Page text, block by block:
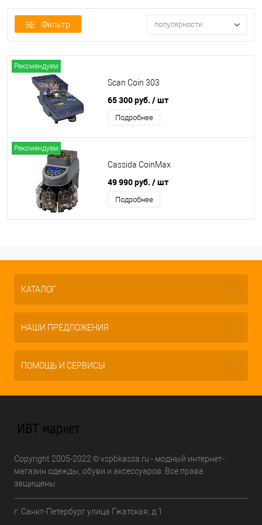
Фильтр популярности
Рекомендуем
Scan Coin 303
65 300 руб. / шт
Подробнее
Рекомендуем
Cassida CoinMax
49 990 руб. / шт
Подробнее
КАТАЛОГ
НАШИ ПРЕДЛОЖЕНИЯ
ПОМОЩЬ И СЕРВИСЫ
Copyright 2005-2022 © vspbkassa.ru - модный интернет-
магазин одежды, обуви и аксессуаров. Все права
защищены.
г. Санкт-Петербург улица Гжатская, д.1